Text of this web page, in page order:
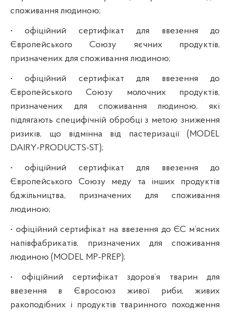
споживання людиною;
• офіційний сертифікат для ввезення до
Європейського Союзу яєчних продуктів,
призначених для споживання людиною;
• офіційний сертифікат для ввезення до
Європейського Союзу молочних продуктів,
призначених для споживання людиною, які
підлягають специфічній обробці з метою зниження
ризиків, що відмінна від пастеризації (MODEL
DAIRY-PRODUCTS-ST);
• офіційний сертифікат для ввезення до
Європейського Союзу меду та інших продуктів
бджільництва, призначених для споживання
людиною;
• офіційний сертифікат на ввезення до ЄС м’ясних
напівфабрикатів, призначених для споживання
людиною (MODEL MP-PREP);
• офіційний сертифікат здоров’я тварин для
ввезення в Євросоюз живої риби, живих
ракоподібних і продуктів тваринного походження